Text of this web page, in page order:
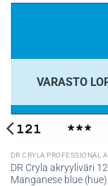
VARASTO
DR Cryla akryyliväri
Manganese blue (hue)